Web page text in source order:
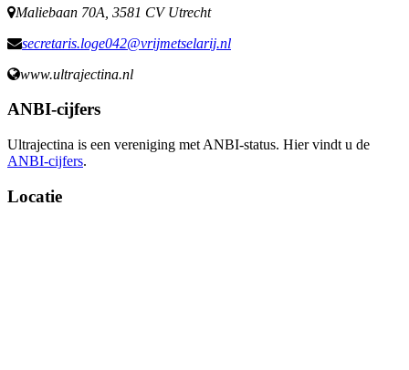
Maliebaan 70A, 3581 CV Utrecht
secretaris.loge042@vrijmetselarij.nl
www.ultrajectina.nl
ANBI-cijfers
Ultrajectina is een vereniging met ANBI-status. Hier vindt u de
ANBI-cijfers.
Locatie